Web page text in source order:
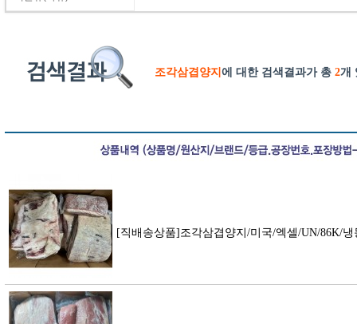
조각삼겹양지 에 대한 검색결과가 총 2개
[직배송상품]조각삼겹양지/미국/엑셀/UN/86K/